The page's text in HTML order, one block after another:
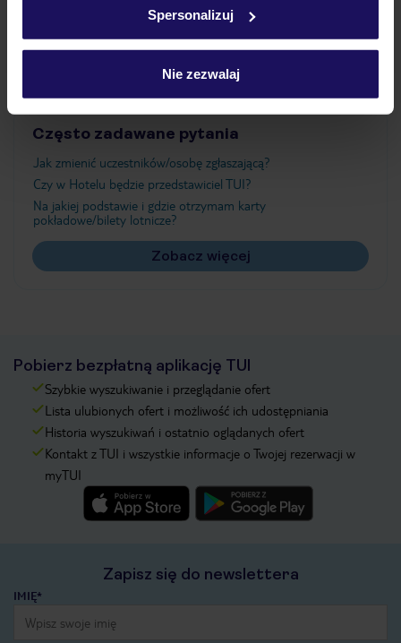
Spersonalizuj
Nie zezwalaj
Ważne informacje
Często zadawane pytania
Jak zmienić uczestników/osobę zgłaszającą?
Czy w Hotelu będzie przedstawiciel TUI?
Na jakiej podstawie i gdzie otrzymam karty
pokładowe/bilety lotnicze?
Zobacz więcej
Pobierz bezpłatną aplikację TUI
Szybkie wyszukiwanie i przeglądanie ofert
Lista ulubionych ofert i możliwość ich udostępniania
Historia wyszukiwań i ostatnio oglądanych ofert
Kontakt z TUI i wszystkie informacje o Twojej rezerwacji w
myTUI
Zapisz się do newslettera
IMIĘ*